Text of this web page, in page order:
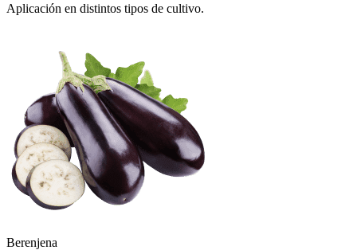
Aplicación en distintos tipos de cultivo.
Berenjena